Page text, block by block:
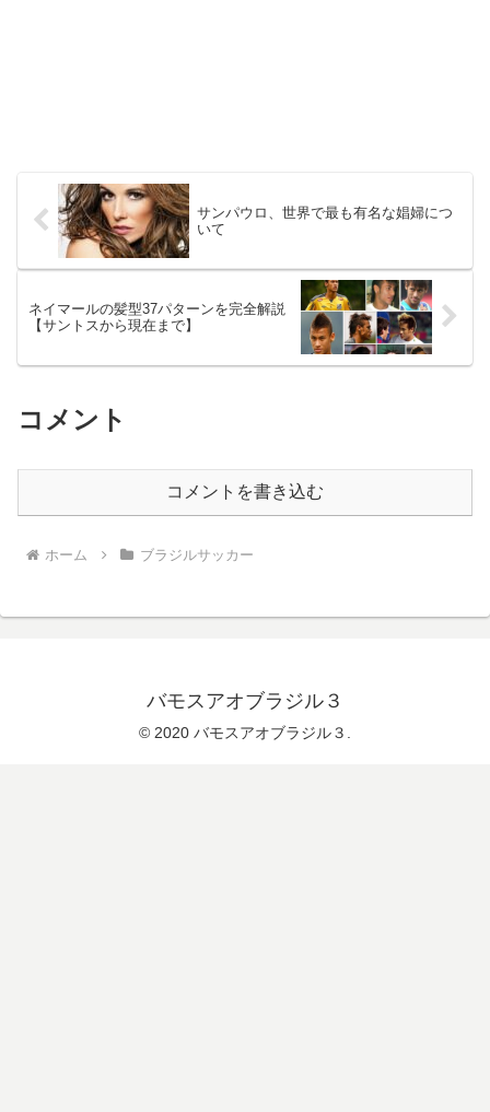
サンパウロ、世界で最も有名な娼婦につ
いて
ネイマールの髪型37パターンを完全解説
【サントスから現在まで】
コメント
コメントを書き込む
ホーム ブラジルサッカー
バモスアオブラジル３
© 2020 バモスアオブラジル３.